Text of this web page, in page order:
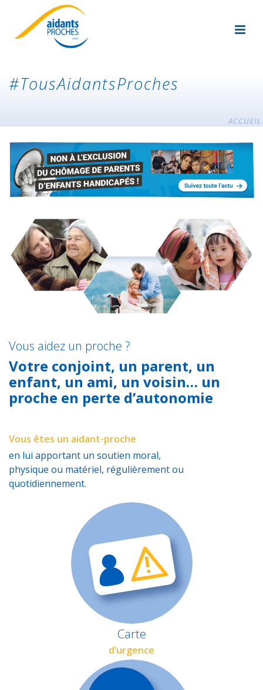
#TousAidantsProches
ACCUEIL
Vous aidez un proche ?
Votre conjoint, un parent, un
enfant, un ami, un voisin… un
proche en perte d’autonomie
Vous êtes un aidant-proche
en lui apportant un soutien moral,
physique ou matériel, régulièrement ou
quotidiennement.
Carte
d’urgence